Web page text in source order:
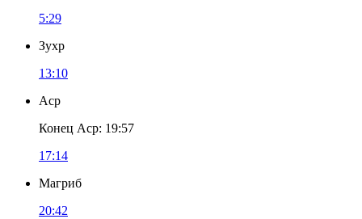
5:29
Зухр
13:10
Аср
Конец Аср: 19:57
17:14
Магриб
20:42